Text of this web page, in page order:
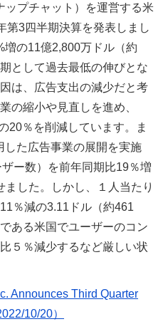
ップチャット）を運営する米
第3四半期決算を発表しまし
増の11億2,800万ドル（約
として過去最低の伸びとな
は、広告支出の減少だと考
の縮小や見直しを進め、
20％を削減しています。ま
た広告事業の展開を実施
ー数）を前年同期比19％増
した。しかし、１人当たり
％減の3.11ドル（約461
ある米国でユーザーのコン
５％減少するなど厳しい状
Announces Third Quarter
10/20）